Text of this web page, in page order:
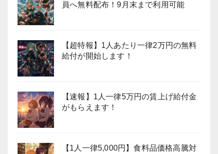
員へ無料配布！9月末まで利用可能
【超特報】1人あたり一律2万円の無料
給付が開始します！
【速報】1人一律5万円の賃上げ給付金
がもらえます！
【1人一律5,000円】食料品価格高騰対